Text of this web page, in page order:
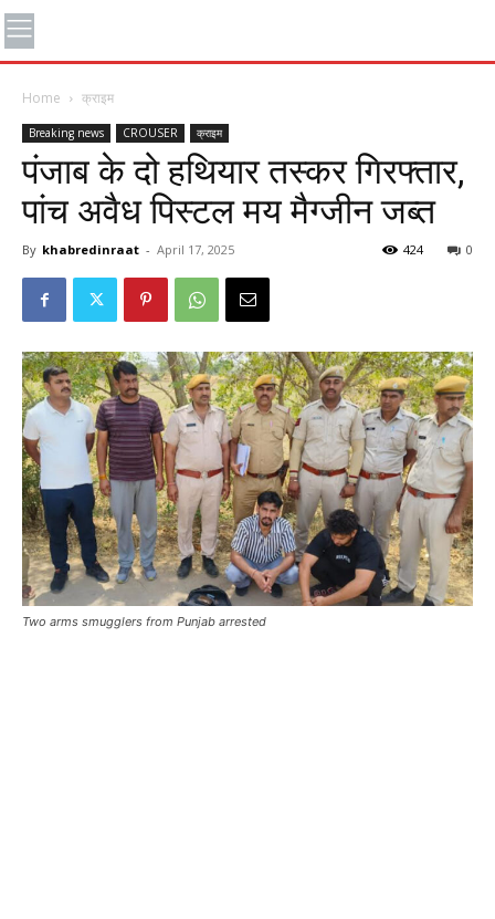
Home क्राइम
Breaking news CROUSER क्राइम
पंजाब के दो हथियार तस्कर गिरफ्तार,
पांच अवैध पिस्टल मय मैग्जीन जब्त
By khabredinraat - April 17, 2025 0
424
Two arms smugglers from Punjab arrested